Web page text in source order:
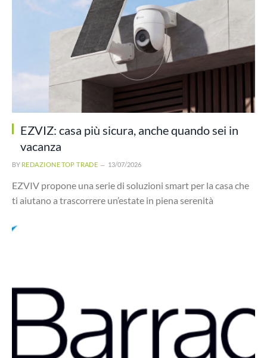
EZVIZ: casa più sicura, anche quando sei in
vacanza
BY REDAZIONE TOP TRADE 13/07/2026
EZVIV propone una serie di soluzioni smart per la casa che
ti aiutano a trascorrere un’estate in piena serenità